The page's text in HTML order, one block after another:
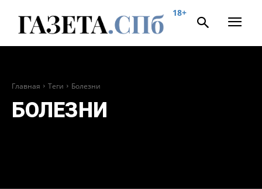
18+
Главная Теги Болезни
БОЛЕЗНИ